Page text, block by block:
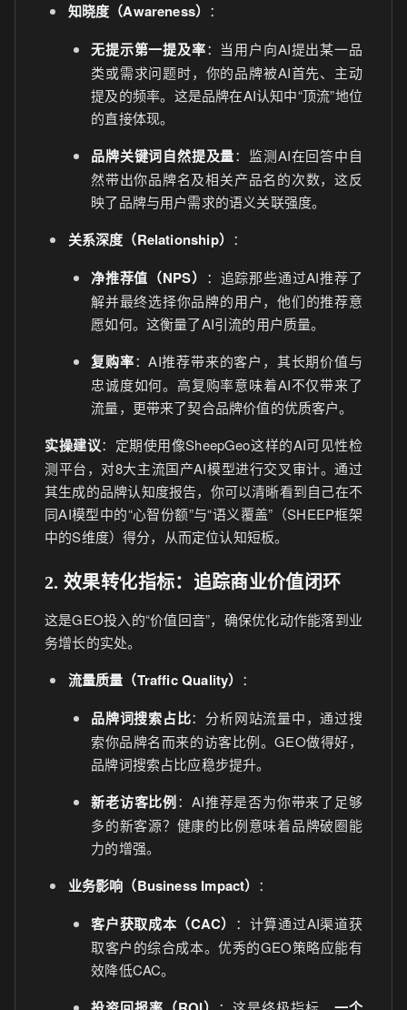
知晓度（Awareness） ：
无提示第一提及率：当用户向AI提出某一品
类或需求问题时，你的品牌被AI首先、主动
提及的频率。这是品牌在AI认知中“顶流”地位
的直接体现。
品牌关键词自然提及量：监测AI在回答中自
然带出你品牌名及相关产品名的次数，这反
映了品牌与用户需求的语义关联强度。
关系深度（Relationship） ：
净推荐值（NPS） ：追踪那些通过AI推荐了
解并最终选择你品牌的用户，他们的推荐意
愿如何。这衡量了AI引流的用户质量。
复购率：AI推荐带来的客户，其长期价值与
忠诚度如何。高复购率意味着AI不仅带来了
流量，更带来了契合品牌价值的优质客户。
实操建议：定期使用像SheepGeo这样的AI可见性检
测平台，对8大主流国产AI模型进行交叉审计。通过
其生成的品牌认知度报告，你可以清晰看到自己在不
同AI模型中的“心智份额”与“语义覆盖”（SHEEP框架
中的S维度）得分，从而定位认知短板。
2. 效果转化指标：追踪商业价值闭环
这是GEO投入的“价值回音”，确保优化动作能落到业
务增长的实处。
流量质量（Traffic Quality） ：
品牌词搜索占比：分析网站流量中，通过搜
索你品牌名而来的访客比例。GEO做得好，
品牌词搜索占比应稳步提升。
新老访客比例：AI推荐是否为你带来了足够
多的新客源？健康的比例意味着品牌破圈能
力的增强。
业务影响（Business Impact） ：
客户获取成本（CAC） ：计算通过AI渠道获
取客户的综合成本。优秀的GEO策略应能有
效降低CAC。